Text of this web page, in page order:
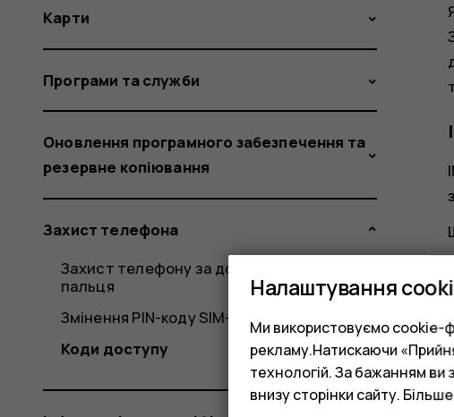
Карти
Програми та служби
Оновлення програмного забезпечення та
резервне копіювання
Захист телефона
Захист телефону за допомогою відбитка
пальця
Змінення PIN-коду SIM-карти
Коди доступу
Налаштування
Ми використовуємо cookie-
рекламу.Натискаючи
технологій. За бажанням
внизу сторінки сайту.